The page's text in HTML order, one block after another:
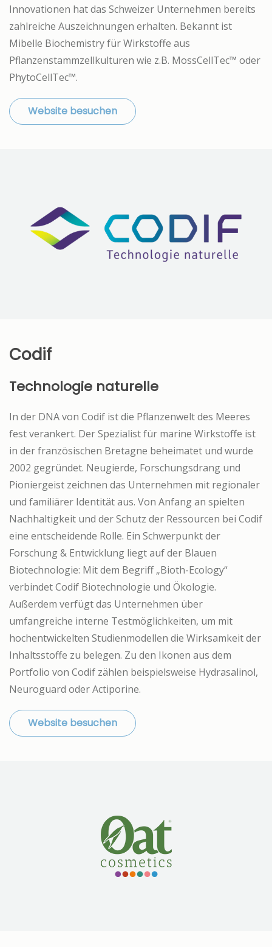
Innovationen hat das Schweizer Unternehmen bereits
zahlreiche Auszeichnungen erhalten. Bekannt ist
Mibelle Biochemistry für Wirkstoffe aus
Pflanzenstammzellkulturen wie z.B. MossCellTec™ oder
PhytoCellTec™.
Website besuchen
Codif
Technologie naturelle
In der DNA von Codif ist die Pflanzenwelt des Meeres
fest verankert. Der Spezialist für marine Wirkstoffe ist
in der französischen Bretagne beheimatet und wurde
2002 gegründet. Neugierde, Forschungsdrang und
Pioniergeist zeichnen das Unternehmen mit regionaler
und familiärer Identität aus. Von Anfang an spielten
Nachhaltigkeit und der Schutz der Ressourcen bei Codif
eine entscheidende Rolle. Ein Schwerpunkt der
Forschung & Entwicklung liegt auf der Blauen
Biotechnologie: Mit dem Begriff „Bioth-Ecology“
verbindet Codif Biotechnologie und Ökologie.
Außerdem verfügt das Unternehmen über
umfangreiche interne Testmöglichkeiten, um mit
hochentwickelten Studienmodellen die Wirksamkeit der
Inhaltsstoffe zu belegen. Zu den Ikonen aus dem
Portfolio von Codif zählen beispielsweise Hydrasalinol,
Neuroguard oder Actiporine.
Website besuchen